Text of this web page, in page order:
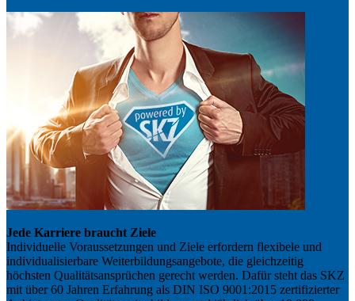
Jede Karriere braucht Ziele
Individuelle Voraussetzungen und Ziele erfordern flexibele und
individualisierbare Weiterbildungsangebote, die gleichzeitig
höchsten Qualitätsansprüchen gerecht werden. Dafür steht das SKZ
mit über 60 Jahren Erfahrung als DIN ISO 9001:2015 zertifizierter